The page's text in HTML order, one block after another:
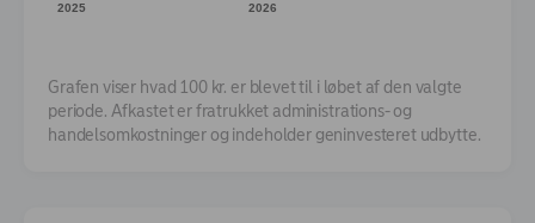
2025 2026
Grafen viser hvad 100 kr. er blevet til i løbet af den valgte
periode. Afkastet er fratrukket administrations- og
handelsomkostninger og indeholder geninvesteret udbytte.